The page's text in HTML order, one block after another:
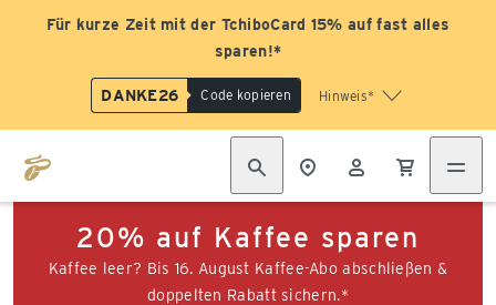
Für kurze Zeit mit der TchiboCard 15% auf fast alles
sparen!*
DANKE26 Code kopieren Hinweis*
20% auf Kaffee sparen
Kaffee leer? Bis 16. August Kaffee-Abo abschließen &
doppelten Rabatt sichern.*